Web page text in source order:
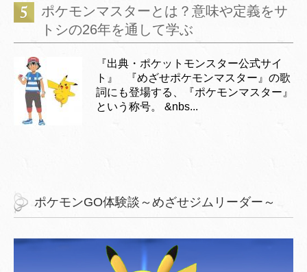
ポケモンマスターとは？意味や定義をサ
トシの26年を通して学ぶ
『出典・ポケットモンスター公式サイ
ト』 『めざせポケモンマスター』の歌
詞にも登場する、『ポケモンマスター』
という称号。 &nbs...
ポケモンGO体験談～めざせジムリーダー～